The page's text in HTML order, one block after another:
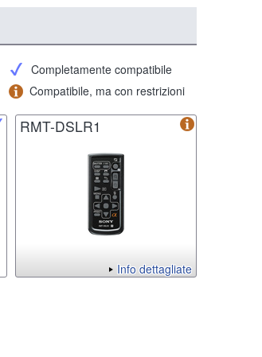
Completamente compatibile
Compatibile, ma con restrizioni
RMT-DSLR1
Info dettagliate